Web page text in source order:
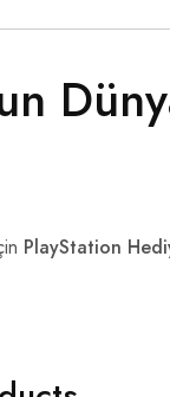
PlayStation